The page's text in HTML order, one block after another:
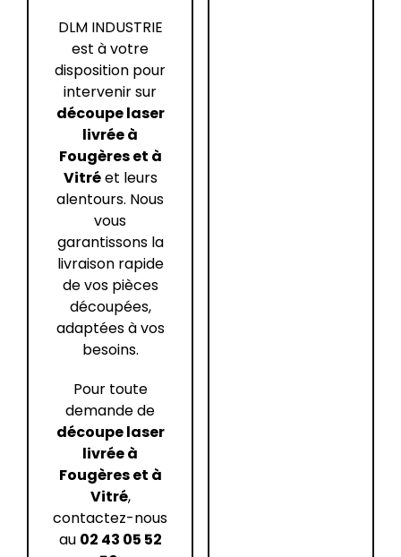
DLM INDUSTRIE
est à votre
disposition pour
intervenir sur
découpe laser
livrée à
Fougères et à
Vitréet leurs
alentours. Nous
vous
garantissons la
livraison rapide
de vos pièces
découpées,
adaptées à vos
besoins.
Pour toute
demande de
découpe laser
livrée à
Fougères et à
Vitré,
contactez-nous
au 02 43 05 52